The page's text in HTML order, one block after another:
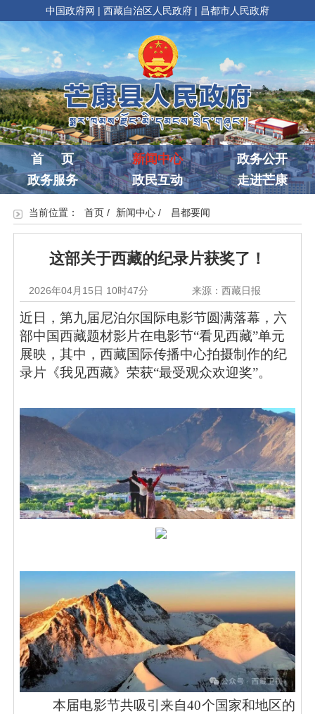
中国政府网 | 西藏自治区人民政府 | 昌都市人民政府
首 页 新闻中心
政务公开
政务服务
政民互动 走进芒康
当前位置： 首页/ 新闻中心/ 昌都要闻
这部关于西藏的纪录片获奖了！
2026年04月15日 10时47分 来源：西藏日报
近日，第九届尼泊尔国际电影节圆满落幕，六
部中国西藏题材影片在电影节“看见西藏”单元
展映，其中，西藏国际传播中心拍摄制作的纪
录片《我见西藏》荣获“最受观众欢迎奖”。
本届电影节共吸引来自40个国家和地区的